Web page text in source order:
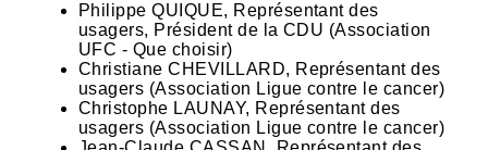
Philippe QUIQUE, Représentant des
usagers, Président de la CDU (Association
UFC - Que choisir)
Christiane CHEVILLARD, Représentant des
usagers (Association Ligue contre le cancer)
Christophe LAUNAY, Représentant des
usagers (Association Ligue contre le cancer)